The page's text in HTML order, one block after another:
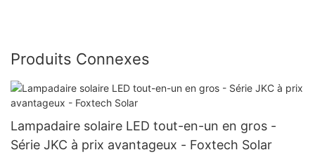
Produits Connexes
Lampadaire solaire LED tout-en-un en gros -
Série JKC à prix avantageux - Foxtech Solar